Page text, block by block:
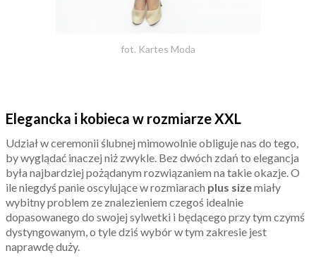
fot. Kartes Moda
Elegancka i kobieca w rozmiarze XXL
Udział w ceremonii ślubnej mimowolnie obliguje nas do tego,
by wyglądać inaczej niż zwykle. Bez dwóch zdań to elegancja
była najbardziej pożądanym rozwiązaniem na takie okazje. O
ile niegdyś panie oscylujące w rozmiarach plus sizemiały
wybitny problem ze znalezieniem czegoś idealnie
dopasowanego do swojej sylwetki i będącego przy tym czymś
dystyngowanym, o tyle dziś wybór w tym zakresie jest
naprawdę duży.